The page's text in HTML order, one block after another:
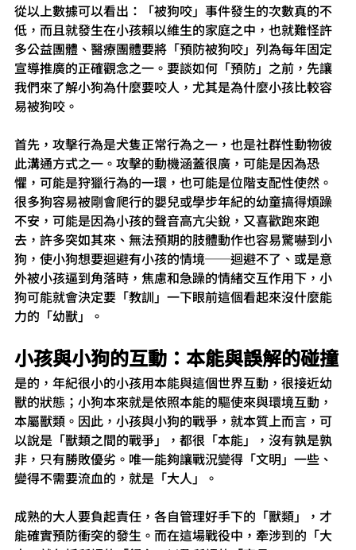
從以上數據可以看出：「被狗咬」事件發生的次數真的不
低，而且就發生在小孩賴以維生的家庭之中，也就難怪許
多公益團體、醫療團體要將「預防被狗咬」列為每年固定
宣導推廣的正確觀念之一。要談如何「預防」之前，先讓
我們來了解小狗為什麼要咬人，尤其是為什麼小孩比較容
易被狗咬。
首先，攻擊行為是犬隻正常行為之一，也是社群性動物彼
此溝通方式之一。攻擊的動機涵蓋很廣，可能是因為恐
懼，可能是狩獵行為的一環，也可能是位階支配性使然。
很多狗容易被剛會爬行的嬰兒或學步年紀的幼童搞得煩躁
不安，可能是因為小孩的聲音高亢尖銳，又喜歡跑來跑
去，許多突如其來、無法預期的肢體動作也容易驚嚇到小
狗，使小狗想要迴避有小孩的情境──迴避不了、或是意
外被小孩逼到角落時，焦慮和急躁的情緒交互作用下，小
狗可能就會決定要「教訓」一下眼前這個看起來沒什麼能
力的「幼獸」。
小孩與小狗的互動：本能與誤解的碰撞
是的，年紀很小的小孩用本能與這個世界互動，很接近幼
獸的狀態；小狗本來就是依照本能的驅使來與環境互動，
本屬獸類。因此，小孩與小狗的戰爭，就本質上而言，可
以說是「獸類之間的戰爭」，都很「本能」，沒有孰是孰
非，只有勝敗優劣。唯一能夠讓戰況變得「文明」一些、
變得不需要流血的，就是「大人」。
成熟的大人要負起責任，各自管理好手下的「獸類」，才
能確實預防衝突的發生。而在這場戰役中，牽涉到的「大